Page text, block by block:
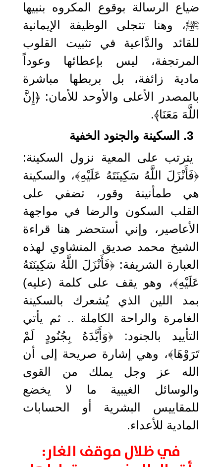
ضياع الرسالة بوقوع المكروه بنبيها
ﷺ، وهنا تتجلى الوظيفة الإيمانية
للقائد والدَّاعية في تثبيت القلوب
المرتجفة، ليس بإعطائها وعوداً
مادية زائفة، بل بربطها مباشرة
بالمصدر الأعلى والأوحد للأمان: ﴿إِنَّ
اللَّهَ مَعَنَا﴾.
3. السكينة والجنود الخفية
يترتب على المعية نزول السكينة:
﴿فَأَنْزَلَ اللَّهُ سَكِينَتَهُ عَلَيْهِ﴾، والسكينة
هي طمأنينة وقور، تضفي على
القلب السكون والرضا في مواجهة
الأعاصير، وإني أستحضر هنا قراءة
الشيخ محمد صديق المنشاوي لهذه
العبارة الشريفة: ﴿فَأَنْزَلَ اللَّهُ سَكِينَتَهُ
عَلَيْهِ﴾، وهو يقف على كلمة (عليه)
بمد اللين الذي يُشعرك بالسكينة
الغامرة والراحة الكاملة .. ثم يأتي
التأييد بالجنود: ﴿وَأَيَّدَهُ بِجُنُودٍ لَمْ
تَرَوْهَا﴾، وهي إشارة صريحة إلى أن
الله عز وجل يملك من القوى
والوسائل الغيبية ما لا يخضع
للمقاييس البشرية أو الحسابات
المادية للأعداء.
في ظلال موقف الغار: